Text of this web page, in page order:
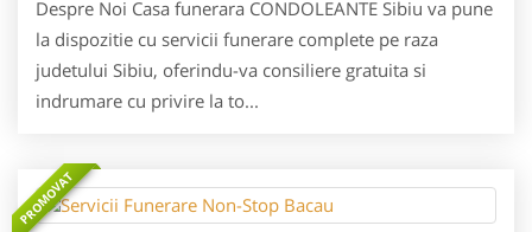
Despre Noi Casa funerara CONDOLEANTE Sibiu va pune
la dispozitie cu servicii funerare complete pe raza
judetului Sibiu, oferindu-va consiliere gratuita si
indrumare cu privire la to...
PROMOVAT